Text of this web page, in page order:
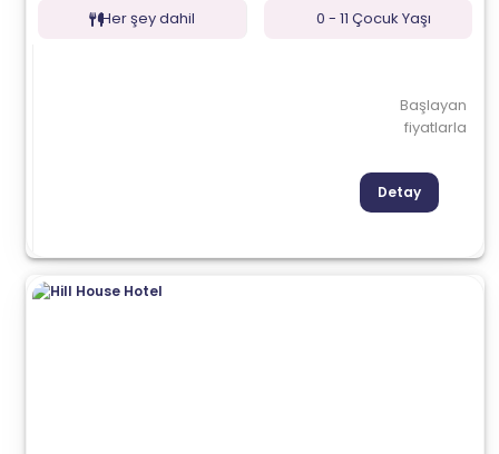
Her şey dahil 0 - 11 Çocuk Yaşı
Başlayan
fiyatlarla
Detay